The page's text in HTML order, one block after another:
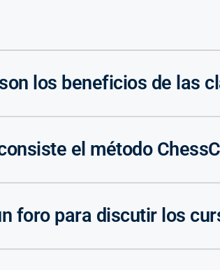
los beneficios de las
el método
foro para discutir los